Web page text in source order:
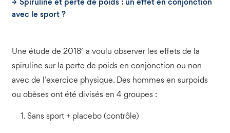
Spiruline et perte de poids : un effet en conjonction
avec le sport ?
Une étude de 20184a voulu observer les effets de la
spiruline sur la perte de poids en conjonction ou non
avec de l’exercice physique. Des hommes en surpoids
ou obèses ont été divisés en 4 groupes :
Sans sport + placebo (contrôle)